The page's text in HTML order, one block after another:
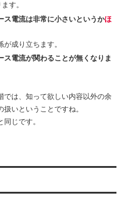
す。
ス電流は非常に小さいというかほ
が成り立ちます。
電流が関わることが無くなりま
では、知って欲しい内容以外の余
いということですね。
じです。